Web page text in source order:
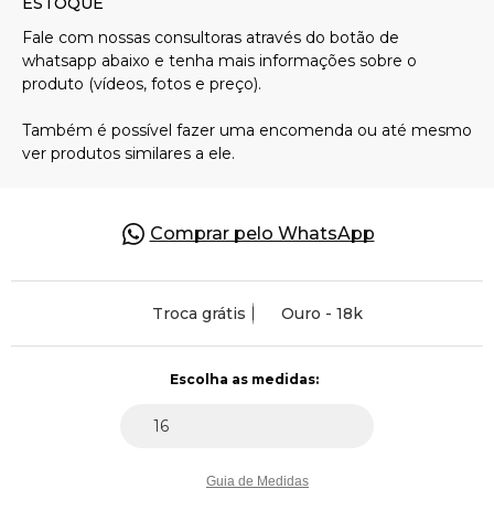
Comprar pelo WhatsApp
Troca grátis Ouro - 18k
Guia de Medidas
Piercing
Pedras Preciosas
Presente